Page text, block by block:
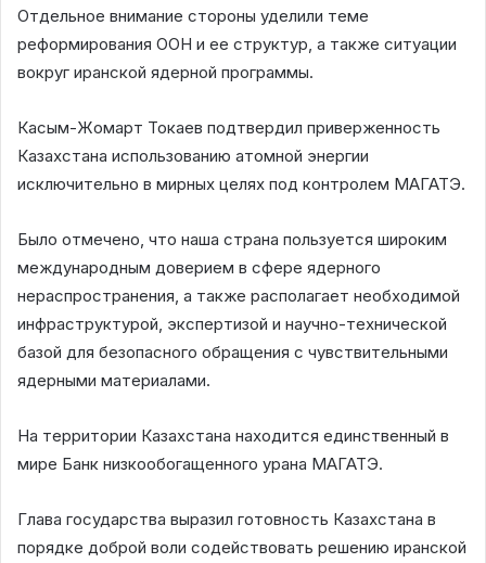
Отдельное внимание стороны уделили теме
реформирования ООН и ее структур, а также ситуации
вокруг иранской ядерной программы.
Касым-Жомарт Токаев подтвердил приверженность
Казахстана использованию атомной энергии
исключительно в мирных целях под контролем МАГАТЭ.
Было отмечено, что наша страна пользуется широким
международным доверием в сфере ядерного
нераспространения, а также располагает необходимой
инфраструктурой, экспертизой и научно-технической
базой для безопасного обращения с чувствительными
ядерными материалами.
На территории Казахстана находится единственный в
мире Банк низкообогащенного урана МАГАТЭ.
Глава государства выразил готовность Казахстана в
порядке доброй воли содействовать решению иранской